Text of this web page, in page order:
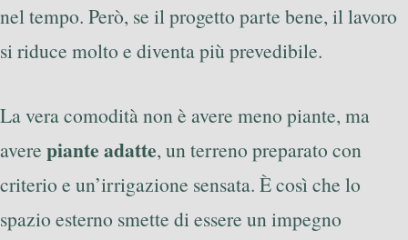
nel tempo. Però, se il progetto parte bene, il lavoro
si riduce molto e diventa più prevedibile.
La vera comodità non è avere meno piante, ma
avere piante adatte, un terreno preparato con
criterio e un’irrigazione sensata. È così che lo
spazio esterno smette di essere un impegno